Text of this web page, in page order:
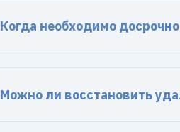
Когда необходимо
Можно ли восстановить